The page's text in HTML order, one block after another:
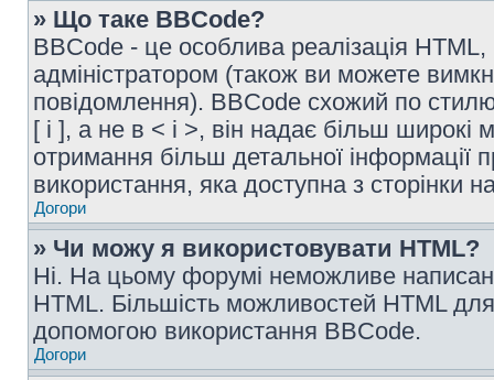
» Що таке BBCode?
BBCode - це особлива реалізація
адміністратором (також ви можете
повідомлення). BBCode схожий по
[ і ], а не в < і >, він надає більш
отримання більш детальної інформації
використання, яка доступна з сторінки
Догори
» Чи можу я використовувати HTML?
Ні. На цьому форумі неможливе
HTML. Більшість можливостей HTML
допомогою використання BBCode.
Догори